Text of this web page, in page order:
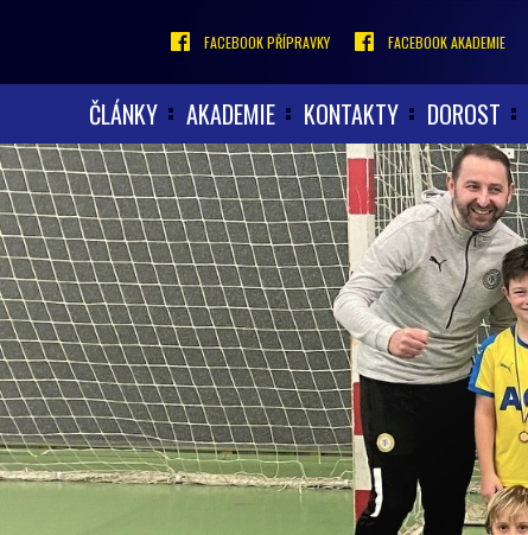
FACEBOOK PŘÍPRAVKY FACEBOOK AKADEMIE
ČLÁNKY AKADEMIE KONTAKTY DOROST